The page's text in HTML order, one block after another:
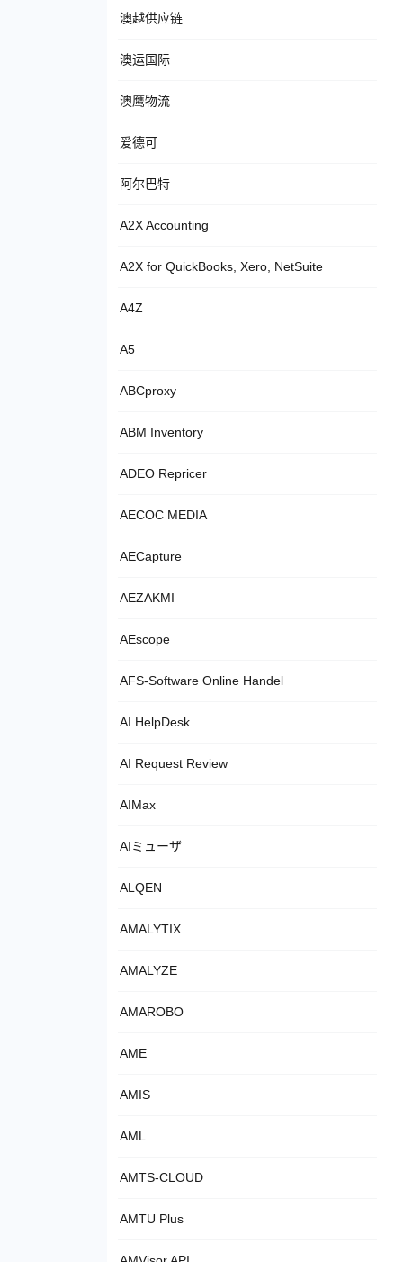
澳越供应链
澳运国际
澳鹰物流
爱德可
阿尔巴特
A2X Accounting
A2X for QuickBooks, Xero, NetSuite
A4Z
A5
ABCproxy
ABM Inventory
ADEO Repricer
AECOC MEDIA
AECapture
AEZAKMI
AEscope
AFS-Software Online Handel
AI HelpDesk
AI Request Review
AIMax
AIミューザ
ALQEN
AMALYTIX
AMALYZE
AMAROBO
AME
AMIS
AML
AMTS-CLOUD
AMTU Plus